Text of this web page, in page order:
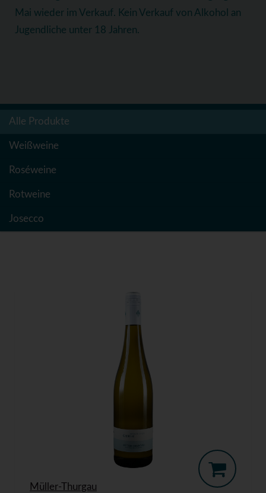
Mai wieder im Verkauf. Kein Verkauf von Alkohol an
Jugendliche unter 18 Jahren.
Alle Produkte
Weißweine
Roséweine
Rotweine
Josecco
Müller-Thurgau